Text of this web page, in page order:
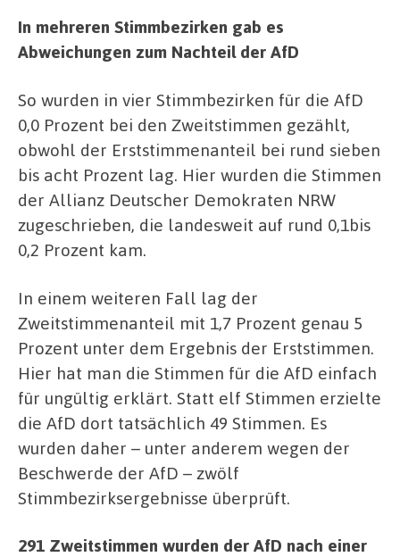
In mehreren Stimmbezirken gab es
Abweichungen zum Nachteil der AfD
So wurden in vier Stimmbezirken für die AfD
0,0 Prozent bei den Zweitstimmen gezählt,
obwohl der Erststimmenanteil bei rund sieben
bis acht Prozent lag. Hier wurden die Stimmen
der Allianz Deutscher Demokraten NRW
zugeschrieben, die landesweit auf rund 0,1bis
0,2 Prozent kam.
In einem weiteren Fall lag der
Zweitstimmenanteil mit 1,7 Prozent genau 5
Prozent unter dem Ergebnis der Erststimmen.
Hier hat man die Stimmen für die AfD einfach
für ungültig erklärt. Statt elf Stimmen erzielte
die AfD dort tatsächlich 49 Stimmen. Es
wurden daher – unter anderem wegen der
Beschwerde der AfD – zwölf
Stimmbezirksergebnisse überprüft.
291 Zweitstimmen wurden der AfD nach einer